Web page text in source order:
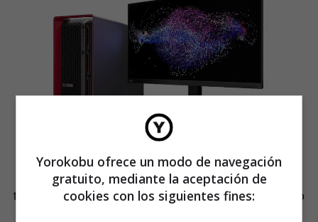
«En nuestro estudio, la capacidad de operar los flujos de
trabajo a la velocidad de nuestro proceso de pensamiento
Yorokobu ofrece un modo de navegación
gratuito, mediante la aceptación de
cookies con los siguientes fines: